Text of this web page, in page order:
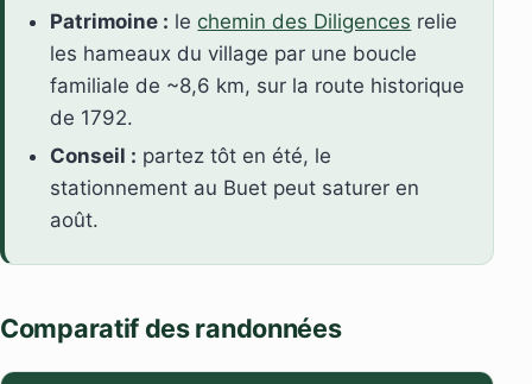
Patrimoine : le chemin des Diligences relie
les hameaux du village par une boucle
familiale de ~8,6 km, sur la route historique
de 1792.
Conseil : partez tôt en été, le
stationnement au Buet peut saturer en
août.
Comparatif des randonnées